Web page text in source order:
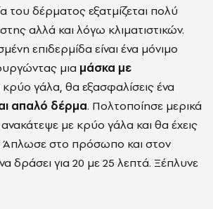
του δέρματος εξατμίζεται πολύ
αλλά και λόγω κλιματιστικών.
επιδερμίδα είναι ένα μόνιμο
μια μάσκα με
κρύο γάλα, θα εξασφαλίσεις ένα
απαλό δέρμα. Πολτοποίησε μερικά
με κρύο γάλα και θα έχεις
Άπλωσε στο πρόσωπο και στον
δράσει για 20 με 25 λεπτά. Ξέπλυνε